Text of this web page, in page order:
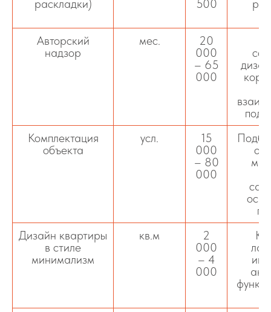
раскладки) 500
Авторский
надзор
мес.
20
000
– 65
000
Комплектация
объекта
усл.
15
000
– 80
000
Дизайн квартиры
в стиле
минимализм
кв.м
2
000
– 4
000